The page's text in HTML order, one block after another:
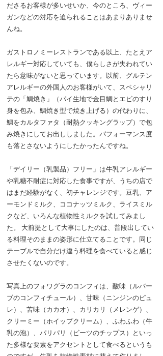
ださるお客様が多いせいか、今のところ、ヴィー
ガンなどの対応を迫られることはあまりありませ
んね。
ガストロノミーレストランである以上、たとえア
レルギー対応していても、僕らしさが失われてい
たら意味がないと思っています。以前、グルテン
アレルギーの外国人のお客様がいて、スペシャリ
テの「鯛焼き」（パイ生地で金目鯛とエビのすり
身を包み、鯛焼き型で焼き上げる）の代わりに、
鯛をカルタファタ（耐熱クッキングラップ）で包
み焼きにしてお出ししました。パフォーマンス度
も落とさないようにしたかったんですね。
「デイリー（乳製品）フリー」は牛乳アレルギー
や乳糖不耐症に対応した食事ですが、うちの店で
はまだ経験がなく、初チャレンジです。豆乳、ア
ーモンドミルク、ココナッツミルク、ライスミル
クなど、いろんな植物性ミルクを試してみまし
た。 大前提として大事にしたのは、普段出してい
る料理そのままの姿形に仕立てることです。同じ
テーブルで自分だけ違う料理を食べていると感じ
させたくないのです。
写真上のフォワグラのコンフィは、酸味（ルバー
ブのコンフィチュール）、甘味（ニンジンのピュ
レ）、苦味（カカオ）、カリカリ（メレンゲ）、
クリーミー（ホイップクリーム）、ふわふわ（牛
乳の泡）、パリパリ（ビーツのチップス）といっ
た多様な要素をアクセントとして食べるというも